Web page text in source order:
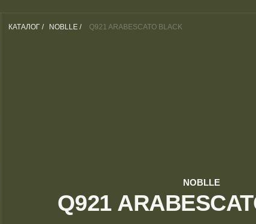
Q921
NOBLLE
КАТАЛОГ / NOBLLE / Q921 ARABESCATO BLACK